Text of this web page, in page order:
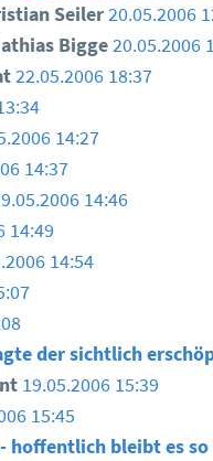
Seiler20.05.2006
Bigge20.05.2006
22.05.2006 18:37
14:27
14:37
14:46
14:49
14:54
der sichtlich
19.05.2006 15:39
15:45
hoffentlich bleibt es so